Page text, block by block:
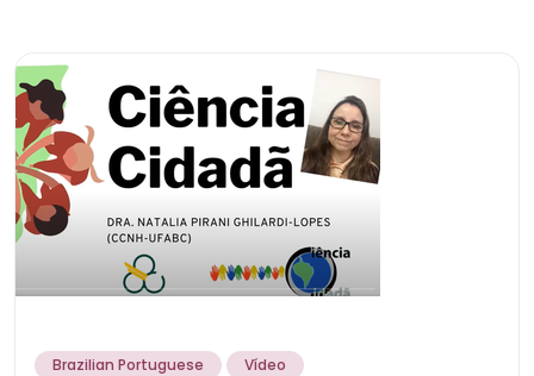
Brazilian Portuguese
Vídeo